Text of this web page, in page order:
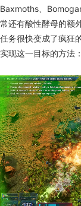
Baxmoths、
常还有酸性酵母的额
任务很快变成了疯狂
实现这一目标的方法：